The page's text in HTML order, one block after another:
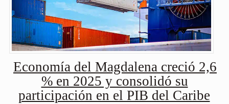
Economía del Magdalena creció 2,6
% en 2025 y consolidó su
participación en el PIB del Caribe